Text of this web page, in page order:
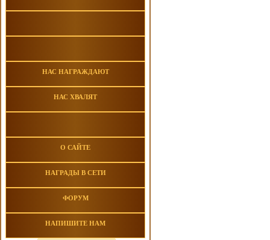
НАС НАГРАЖДАЮТ
НАС ХВАЛЯТ
О САЙТЕ
НАГРАДЫ В СЕТИ
ФОРУМ
НАПИШИТЕ НАМ